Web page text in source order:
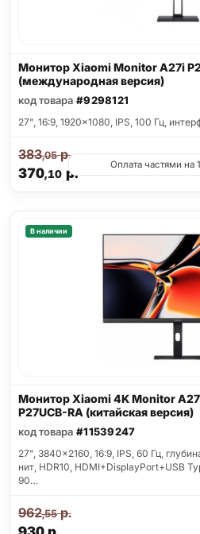
Монитор Xiaomi Monitor A27i
(международная версия)
код товара #9298121
27", 16:9, 1920x1080, IPS, 100 Гц,
370,10р.
383,05р.
Оплата частями на
В наличии
Монитор Xiaomi 4K Monitor
P27UCB-RA (китайская версия)
код товара #11539247
27", 3840x2160, 16:9, IPS, 60 Гц,
нит, HDR10, HDMI+DisplayPort+USB
90…
962,55р.